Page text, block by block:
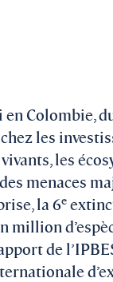
Colombie,
les
les
menaces
la 6e
million
de